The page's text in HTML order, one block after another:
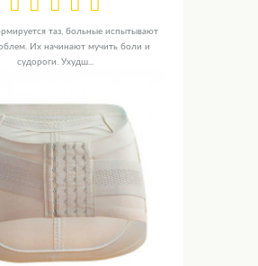
таз, больные испытывают
Их начинают мучить боли и
судороги. Ухудш...